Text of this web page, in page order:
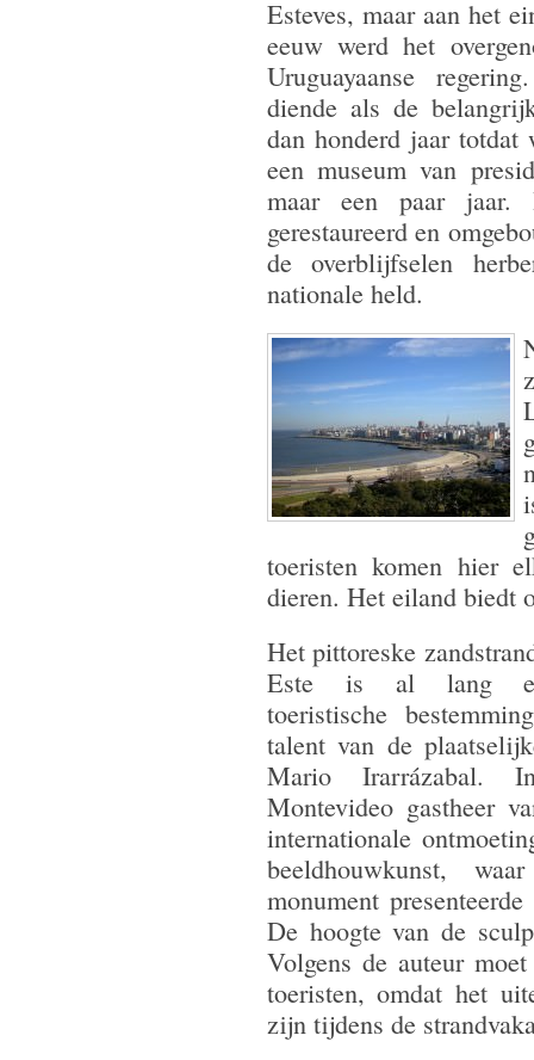
Esteves, maar aan het
eeuw werd het
Uruguayaanse
diende als de
dan honderd jaar
een museum van
maar een paar jaar.
gerestaureerd en
de overblijfselen
nationale held.
toeristen komen hier
dieren. Het eiland biedt
Het pittoreske
Este is al lang
toeristische
talent van de
Mario Irarrázabal.
Montevideo gastheer
internationale
beeldhouwkunst,
monument
De hoogte van de
Volgens de auteur
toeristen, omdat het
zijn tijdens de